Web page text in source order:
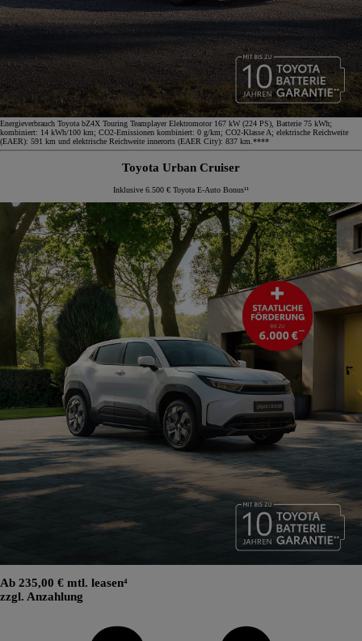
Energieverbrauch Toyota bZ4X Touring Teamplayer Elektromotor 167 kW (224 PS), Batterie 75 kWh;
kombiniert: 14 kWh/100 km; CO2-Emissionen kombiniert: 0 g/km; CO2-Klasse A; elektrische Reichweite
(EAER): 591 km und elektrische Reichweite innerorts (EAER City): 837 km.****
Toyota Urban Cruiser
Inklusive 6.500 € Toyota E-Auto Bonus¹¹
Ab 235,00 € mtl. leasen⁴
zzgl. Anzahlung